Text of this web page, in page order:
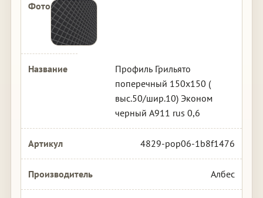
Профиль Грильято
поперечный 150х150 (
выс.50/шир.10) Эконом
черный А911 rus 0,6
4829-pop06-1b8f1476
Албес